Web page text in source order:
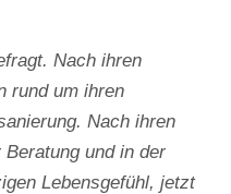
Nach ihren
rund um ihren
Nach ihren
und in der
Lebensgefühl, jetzt